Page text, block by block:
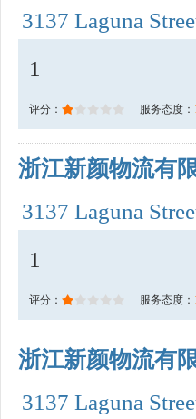
3137 Laguna
1
评分： 服务态度：
浙江新颜物流有
3137 Laguna
1
评分： 服务态度：
浙江新颜物流有
3137 Laguna